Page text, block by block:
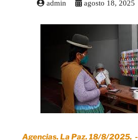
admin agosto 18, 2025
Agencias. La Paz. 18/8/2025. -